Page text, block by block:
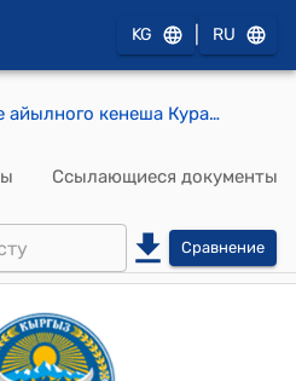
KG RU
Постановление айылного кенеша Курама от 24 июня 2023 года № 15 "О внесении изменений и дополнений в Устав муниципального предприятия Курама Суу"
Ссылающиеся документы
Сравнение